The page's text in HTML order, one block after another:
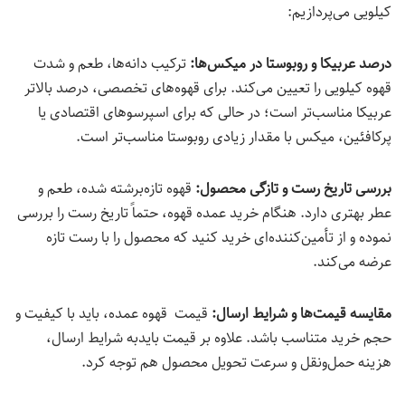
کیلویی می‌پردازیم:
درصد عربیکا و روبوستا در میکس‌ها: ترکیب دانه‌ها، طعم و شدت
قهوه کیلویی را تعیین می‌کند. برای قهوه‌های تخصصی، درصد بالاتر
عربیکا مناسب‌تر است؛ در حالی که برای اسپرسوهای اقتصادی یا
پرکافئین، میکس با مقدار زیادی روبوستا مناسب‌تر است.
بررسی تاریخ رست و تازگی محصول: قهوه تازه‌برشته شده، طعم و
عطر بهتری دارد. هنگام خرید عمده قهوه، حتماً تاریخ رست را بررسی
نموده و از تأمین‌کننده‌ای خرید کنید که محصول را با رست تازه
عرضه می‌کند.
مقایسه قیمت‌ها و شرایط ارسال: قیمت قهوه عمده، باید با کیفیت و
حجم خرید متناسب باشد. علاوه بر قیمت بایدبه شرایط ارسال،
هزینه حمل‌ونقل و سرعت تحویل محصول هم توجه کرد.